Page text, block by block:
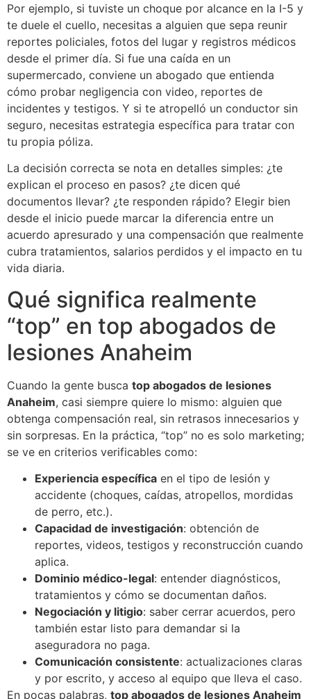
Por ejemplo, si tuviste un choque por alcance en la I-5 y
te duele el cuello, necesitas a alguien que sepa reunir
reportes policiales, fotos del lugar y registros médicos
desde el primer día. Si fue una caída en un
supermercado, conviene un abogado que entienda
cómo probar negligencia con video, reportes de
incidentes y testigos. Y si te atropelló un conductor sin
seguro, necesitas estrategia específica para tratar con
tu propia póliza.
La decisión correcta se nota en detalles simples: ¿te
explican el proceso en pasos? ¿te dicen qué
documentos llevar? ¿te responden rápido? Elegir bien
desde el inicio puede marcar la diferencia entre un
acuerdo apresurado y una compensación que realmente
cubra tratamientos, salarios perdidos y el impacto en tu
vida diaria.
Qué significa realmente
“top” en top abogados de
lesiones Anaheim
Cuando la gente busca top abogados de lesiones
Anaheim, casi siempre quiere lo mismo: alguien que
obtenga compensación real, sin retrasos innecesarios y
sin sorpresas. En la práctica, “top” no es solo marketing;
se ve en criterios verificables como:
Experiencia específica en el tipo de lesión y
accidente (choques, caídas, atropellos, mordidas
de perro, etc.).
Capacidad de investigación: obtención de
reportes, videos, testigos y reconstrucción cuando
aplica.
Dominio médico-legal: entender diagnósticos,
tratamientos y cómo se documentan daños.
Negociación y litigio: saber cerrar acuerdos, pero
también estar listo para demandar si la
aseguradora no paga.
Comunicación consistente: actualizaciones claras
y por escrito, y acceso al equipo que lleva el caso.
En pocas palabras, top abogados de lesiones Anaheim